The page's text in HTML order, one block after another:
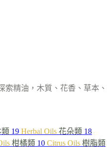
索精油，木質、花香、草本、
19 Herbal Oils 花朵類 18
柑橘類 10 Citrus Oils 樹脂類